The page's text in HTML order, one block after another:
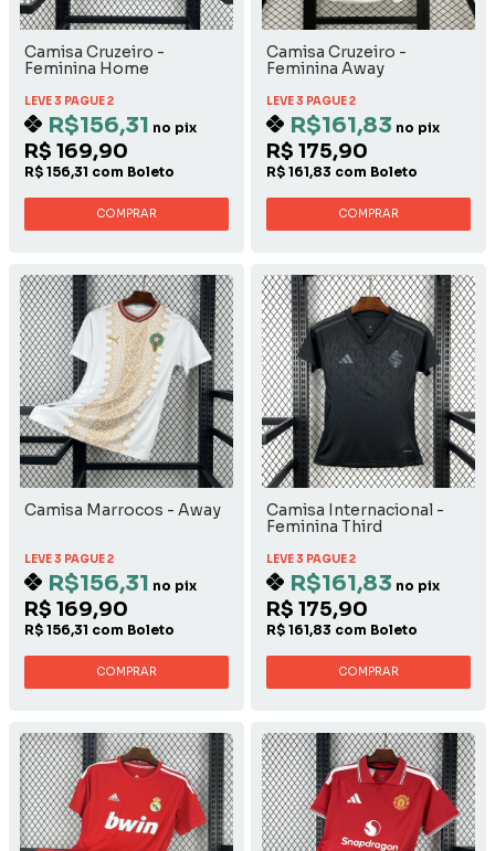
Camisa Cruzeiro -
Feminina Home
LEVE 3 PAGUE 2
R$156,31 no pix
R$ 169,90
R$ 156,31 com Boleto
COMPRAR
Camisa Cruzeiro -
Feminina Away
LEVE 3 PAGUE 2
R$161,83 no pix
R$ 175,90
R$ 161,83 com Boleto
COMPRAR
Camisa Marrocos - Away
LEVE 3 PAGUE 2
R$156,31 no pix
R$ 169,90
R$ 156,31 com Boleto
COMPRAR
Camisa Internacional -
Feminina Third
LEVE 3 PAGUE 2
R$161,83 no pix
R$ 175,90
R$ 161,83 com Boleto
COMPRAR